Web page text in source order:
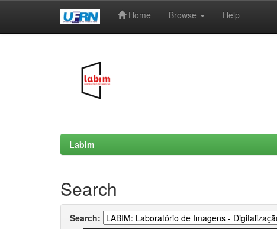
Home Browse Help
Labim
Search
Search: